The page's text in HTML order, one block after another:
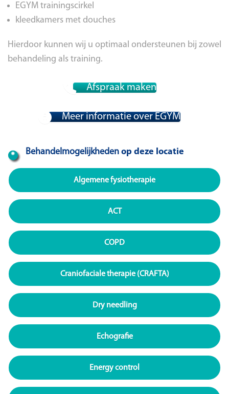
EGYM trainingscirkel
kleedkamers met douches
Hierdoor kunnen wij u optimaal ondersteunen bij zowel
behandeling als training.
Afspraak maken
Meer informatie over EGYM
Behandelmogelijkheden op deze locatie
Algemene fysiotherapie
ACT
COPD
Craniofaciale therapie (CRAFTA)
Dry needling
Echografie
Energy control